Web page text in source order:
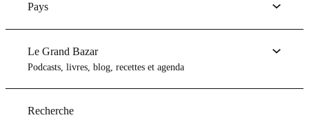
Pays
Le Grand Bazar
Podcasts, livres, blog, recettes et agenda
Recherche